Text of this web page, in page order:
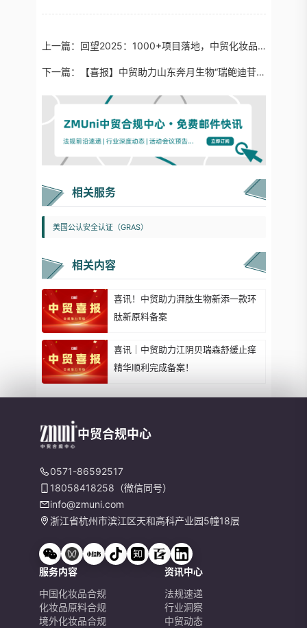
上一篇： 回望2025：1000+项目落地，中贸化妆品出口合规服务2026全面升级！
下一篇： 【喜报】中贸助力山东奔月生物“瑞鲍迪苷M”通过美国GRAS认证，加速全球市场布局
相关服务
美国公认安全认证（GRAS）
相关内容
喜讯！中贸助力湃肽生物新添一款环
肽新原料备案
喜讯｜中贸助力江阴贝瑞森舒缓止痒
精华顺利完成备案！
中贸合规中心
0571-86592517
18058418258（微信同号）
info@zmuni.com
浙江省杭州市滨江区天和高科产业园5幢18层
服务内容
中国化妆品合规
化妆品原料合规
境外化妆品合规
资讯中心
法规速递
行业洞察
中贸动态